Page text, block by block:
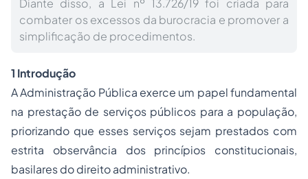
Diante disso, a Lei nº 13.726/19 foi criada para
combater os excessos da burocracia e promover a
simplificação de procedimentos.
1 Introdução
A Administração Pública exerce um papel fundamental
na prestação de serviços públicos para a população,
priorizando que esses serviços sejam prestados com
estrita observância dos princípios constitucionais,
basilares do direito administrativo.